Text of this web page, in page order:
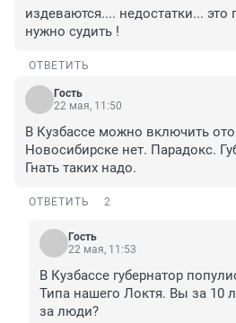
издеваются.... недостатки... это
нужно судить !
ОТВЕТИТЬ
Гость
22 мая, 11:50
В Кузбассе можно включить
Новосибирске нет. Парадокс.
Гнать таких надо.
ОТВЕТИТЬ 2
Гость
22 мая, 11:53
В Кузбассе губернатор
Типа нашего Локтя. Вы за 10
за люди?